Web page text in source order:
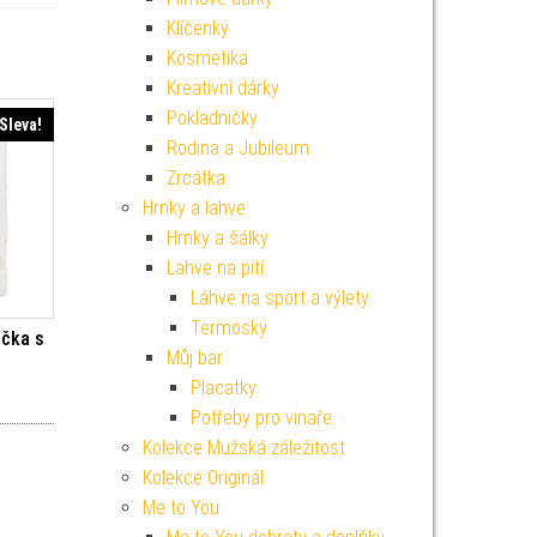
Sleva!
s
cena je: 134 Kč.
Klíčenky
Kosmetika
Kreativní dárky
Pokladničky
Rodina a Jubileum
Zrcátka
Hrnky a lahve
Hrnky a šálky
Lahve na pití
Láhve na sport a výlety
Termosky
Můj bar
Placatky
Potřeby pro vinaře
Kolekce Mužská záležitost
Kolekce Originál
Me to You